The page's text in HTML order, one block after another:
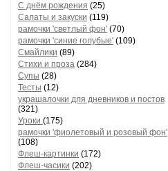
С днём рождения (25)
Салаты и закуски (119)
рамочки 'светлый фон' (70)
рамочки 'синие голубые' (109)
Смайлики (89)
Стихи и проза (284)
Супы (28)
Тесты (12)
украшалочки для дневников и постов
(321)
Уроки (175)
рамочки 'фиолетовый и розовый фон'
(108)
Флеш-картинки (172)
Флеш-часики (202)